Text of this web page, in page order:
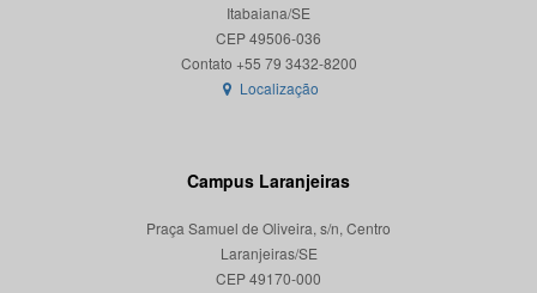
Itabaiana/SE
CEP 49506-036
Localização
Campus Laranjeiras
Praça Samuel de Oliveira, s/n, Centro
Laranjeiras/SE
CEP 49170-000